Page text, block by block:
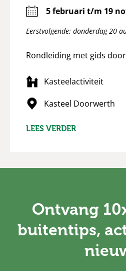
5 februari t/m 19
Eerstvolgende: donderdag 20
Rondleiding met gids
Kasteelactiviteit
Kasteel Doorwerth
LEES VERDER
Ontvang
buitentips,